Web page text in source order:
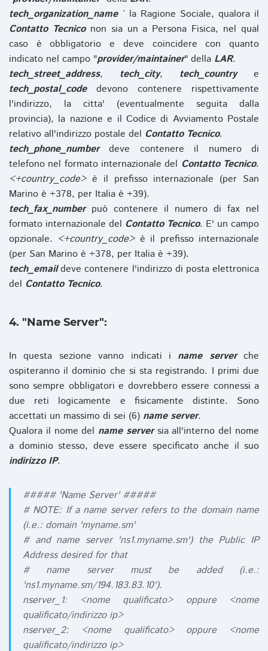
tech_organization_name` la Ragione Sociale, qualora il
Contatto Tecniconon sia un a Persona Fisica, nel qual
caso è obbligatorio e deve coincidere con quanto
indicato nel campo "provider/maintainer" della LAR.
tech_street_address, tech_city, tech_countrye
tech_postal_codedevono contenere rispettivamente
l'indirizzo, la citta' (eventualmente seguita dalla
provincia), la nazione e il Codice di Avviamento Postale
relativo all'indirizzo postale del Contatto Tecnico.
tech_phone_numberdeve contenere il numero di
telefono nel formato internazionale del Contatto Tecnico.
<+country_code>è il prefisso internazionale (per San
Marino è +378, per Italia è +39).
tech_fax_numberpuò contenere il numero di fax nel
formato internazionale del Contatto Tecnico. E' un campo
opzionale. <+country_code>è il prefisso internazionale
(per San Marino è +378, per Italia è +39).
tech_emaildeve contenere l'indirizzo di posta elettronica
del Contatto Tecnico.
4. "Name Server":
In questa sezione vanno indicati i name serverche
ospiteranno il dominio che si sta registrando. I primi due
sono sempre obbligatori e dovrebbero essere connessi a
due reti logicamente e fisicamente distinte. Sono
accettati un massimo di sei (6) name server.
Qualora il nome del name serversia all'interno del nome
a dominio stesso, deve essere specificato anche il suo
indirizzo IP.
##### 'Name Server' #####
# NOTE: If a name server refers to the domain name
(i.e.: domain 'myname.sm'
# and name server 'ns1.myname.sm') the Public IP
Address desired for that
# name server must be added (i.e.:
'ns1.myname.sm/194.183.83.10').
nserver_1: <nome qualificato> oppure <nome
qualificato/indirizzo ip>
nserver_2: <nome qualificato> oppure <nome
qualificato/indirizzo ip>